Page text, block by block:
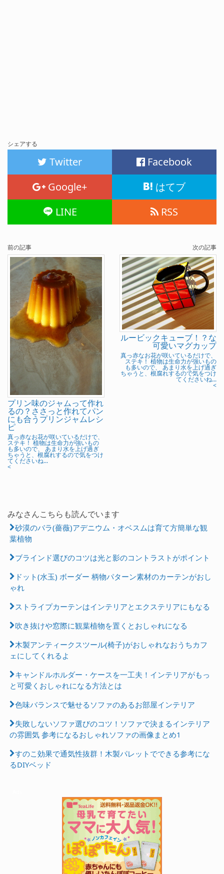
シェアする
Twitter
Facebook
Google+
はてブ
LINE
RSS
前の記事
プリン味のジャムって作れ
るの？ささっと作れてパン
にも合うプリンジャムレシ
ピ
真っ赤なお花が咲いているだけで、
ステキ！ 植物は生命力が強いもの
も多いので、 あまり水を上げ過ぎ
ちゃうと、根腐れするので気をつけ
てくださいね...
<
次の記事
ルービックキューブ！？な
可愛いマグカップ
真っ赤なお花が咲いているだけで、
ステキ！ 植物は生命力が強いもの
も多いので、 あまり水を上げ過ぎ
ちゃうと、根腐れするので気をつけ
てくださいね...
<
みなさんこちらも読んでいます
砂漠のバラ(薔薇)アデニウム・オベスムは育て方簡単な観
葉植物
ブラインド選びのコツは光と影のコントラストがポイント
ドット(水玉) ボーダー 柄物パターン素材のカーテンがおし
ゃれ
ストライプカーテンはインテリアとエクステリアにもなる
吹き抜けや窓際に観葉植物を置くとおしゃれになる
木製アンティークスツール(椅子)がおしゃれなおうちカフ
ェにしてくれるよ
キャンドルホルダー・ケースを一工夫！インテリアがもっ
と可愛くおしゃれになる方法とは
色味バランスで魅せるソファのあるお部屋インテリア
失敗しないソファ選びのコツ！ソファで決まるインテリア
の雰囲気 参考になるおしゃれソファの画像まとめ1
すのこ効果で通気性抜群！木製パレットでできる参考にな
るDIYベッド